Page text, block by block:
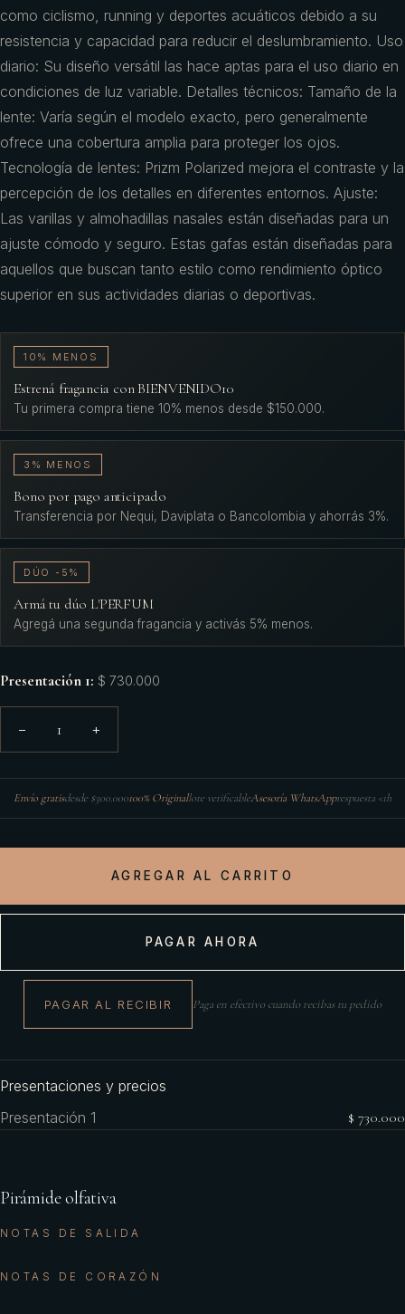
como ciclismo, running y deportes acuáticos debido a su
resistencia y capacidad para reducir el deslumbramiento. Uso
diario: Su diseño versátil las hace aptas para el uso diario en
condiciones de luz variable. Detalles técnicos: Tamaño de la
lente: Varía según el modelo exacto, pero generalmente
ofrece una cobertura amplia para proteger los ojos.
Tecnología de lentes: Prizm Polarized mejora el contraste y la
percepción de los detalles en diferentes entornos. Ajuste:
Las varillas y almohadillas nasales están diseñadas para un
ajuste cómodo y seguro. Estas gafas están diseñadas para
aquellos que buscan tanto estilo como rendimiento óptico
superior en sus actividades diarias o deportivas.
10% MENOS
Estrená fragancia con BIENVENIDO10
Tu primera compra tiene 10% menos desde $150.000.
3% MENOS
Bono por pago anticipado
Transferencia por Nequi, Daviplata o Bancolombia y ahorrás 3%.
DÚO -5%
Armá tu dúo L'PERFUM
Agregá una segunda fragancia y activás 5% menos.
Presentación 1: $ 730.000
− 1 +
Envío gratisdesde $300.000100% Originallote verificableAsesoría WhatsApprespuesta <1h
AGREGAR AL CARRITO
PAGAR AHORA
PAGAR AL RECIBIR Paga en efectivo cuando recibas tu pedido
Presentaciones y precios
Presentación 1
$ 730.000
Pirámide olfativa
NOTAS DE SALIDA
NOTAS DE CORAZÓN